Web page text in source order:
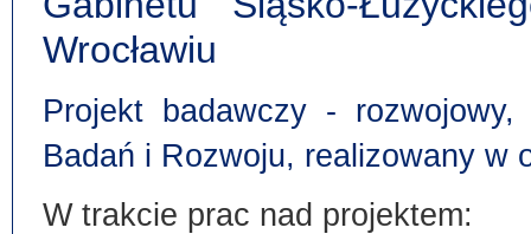
Wrocławiu
Projekt badawczy -
Badań i Rozwoju, realizowany w
W trakcie prac nad projektem: